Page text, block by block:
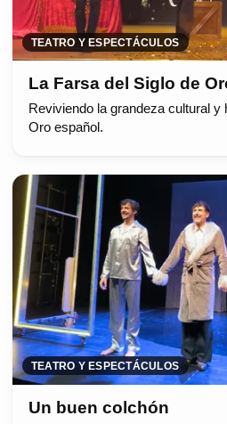
TEATRO Y ESPECTÁCULOS
La Farsa del Siglo de
Reviviendo la grandeza cultural y
Oro español.
TEATRO Y ESPECTÁCULOS
Un buen colchón